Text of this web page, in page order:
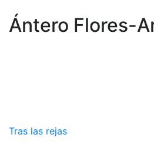
Ántero Flores-
Tras las rejas